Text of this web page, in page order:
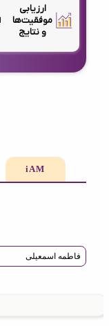
ارزیابی
موفقیت‌ها
و نتایج
iAM